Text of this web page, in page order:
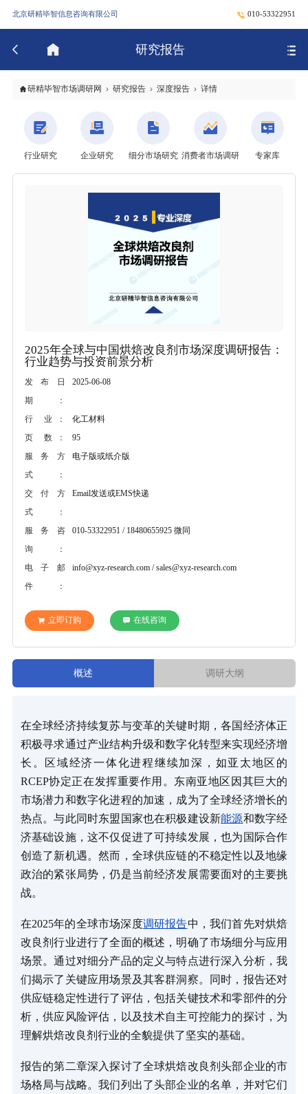
北京研精毕智信息咨询有限公司 010-53322951
研究报告
研精毕智市场调研网 研究报告 深度报告 详情
行业研究 企业研究 细分市场研究 消费者市场调研 专家库
2025年全球与中国烘焙改良剂市场深度调研报告：
行业趋势与投资前景分析
发布日
期：
2025-06-08
行 业：
化工材料
页 数：
95
服务方
式：
电子版或纸介版
交付方
式：
Email发送或EMS快递
服务咨
询：
010-53322951 / 18480655925 微同
电子邮
件：
info@xyz-research.com / sales@xyz-research.com
立即订购 在线咨询
概述 调研大纲
在全球经济持续复苏与变革的关键时期，各国经济体正
积极寻求通过产业结构升级和数字化转型来实现经济增
长。区域经济一体化进程继续加深，如亚太地区的
RCEP协定正在发挥重要作用。东南亚地区因其巨大的
市场潜力和数字化进程的加速，成为了全球经济增长的
热点。与此同时东盟国家也在积极建设新能源和数字经
济基础设施，这不仅促进了可持续发展，也为国际合作
创造了新机遇。然而，全球供应链的不稳定性以及地缘
政治的紧张局势，仍是当前经济发展需要面对的主要挑
战。
在2025年的全球市场深度调研报告中，我们首先对烘焙
改良剂行业进行了全面的概述，明确了市场细分与应用
场景。通过对细分产品的定义与特点进行深入分析，我
们揭示了关键应用场景及其客群洞察。同时，报告还对
供应链稳定性进行了评估，包括关键技术和零部件的分
析，供应风险评估，以及技术自主可控能力的探讨，为
理解烘焙改良剂行业的全貌提供了坚实的基础。
报告的第二章深入探讨了全球烘焙改良剂头部企业的市
场格局与战略。我们列出了头部企业的名单，并对它们